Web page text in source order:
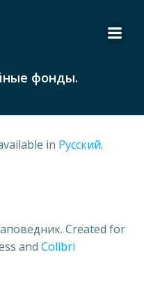
фонды.
in Русский.
Created for
and Colibri